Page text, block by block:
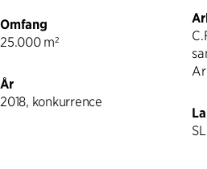
Omfang
25.000 m²
År
2018, konkurrence